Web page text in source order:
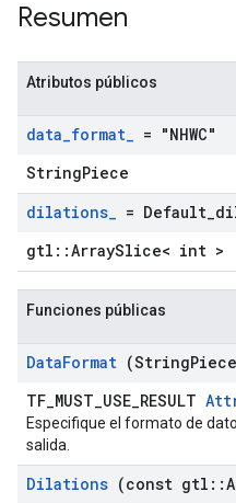
Resumen
Atributos públicos
data_format_ = "NHWC"
StringPiece
dilations_ =
gtl::ArraySlice< int >
Funciones públicas
DataFormat (String
TF_MUST_USE_RESULT
Especifique el formato de
salida.
Dilations (const gtl ::